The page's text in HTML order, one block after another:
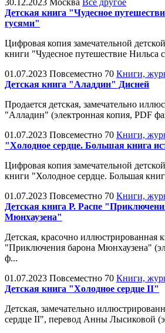
Детская книга "Чудесное
гусями"
Цифровая копия замечательной
книги "Чудесное путешествие Нильса
01.07.2023 Повсеместно 70 Книги,
Детская книга "Аладдин" Дисней
Продается детская, замечательно
"Алладин" (электронная копия, PDF
01.07.2023 Повсеместно 70 Книги,
"Холодное сердце. Большая книга
Цифровая копия замечательной
книги "Холодное сердце. Большая
01.07.2023 Повсеместно 70 Книги,
Детская книга Р. Распе
Мюнхаузена"
Детская, красочно иллюстрированная
"Приключения барона Мюнхаузена"
ф...
01.07.2023 Повсеместно 70 Книги,
Детская книга "Холодное сердце II"
Детская, замечательно
сердце II", перевод Анны Лысиковой